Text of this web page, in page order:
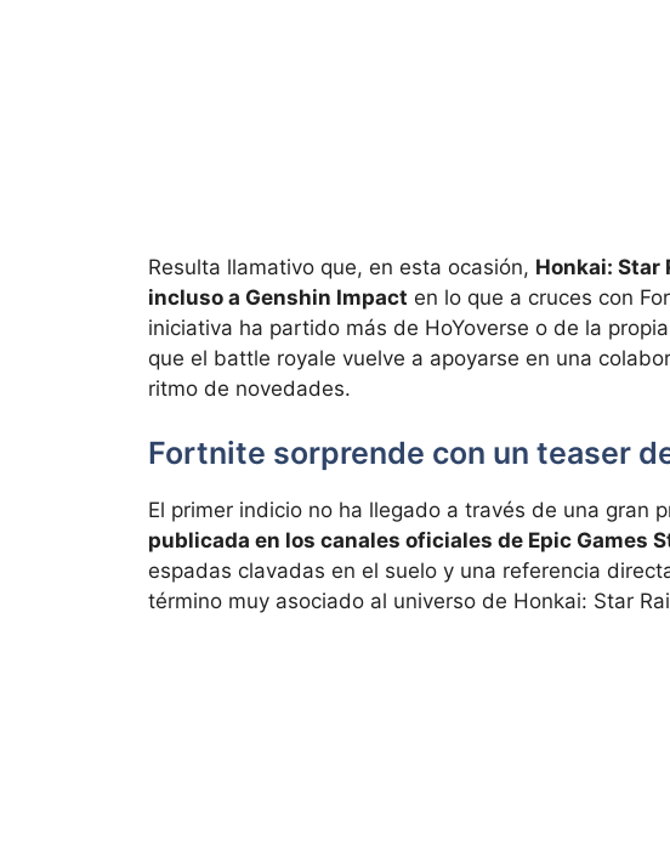
Resulta llamativo que, en esta ocasión, Honkai: Star
incluso a Genshin Impact en lo que a cruces con
iniciativa ha partido más de HoYoverse o de la
que el battle royale vuelve a apoyarse en una
ritmo de novedades.
Fortnite sorprende con un teaser
El primer indicio no ha llegado a través de una gran
publicada en los canales oficiales de Epic Games
espadas clavadas en el suelo y una referencia
término muy asociado al universo de Honkai: Star